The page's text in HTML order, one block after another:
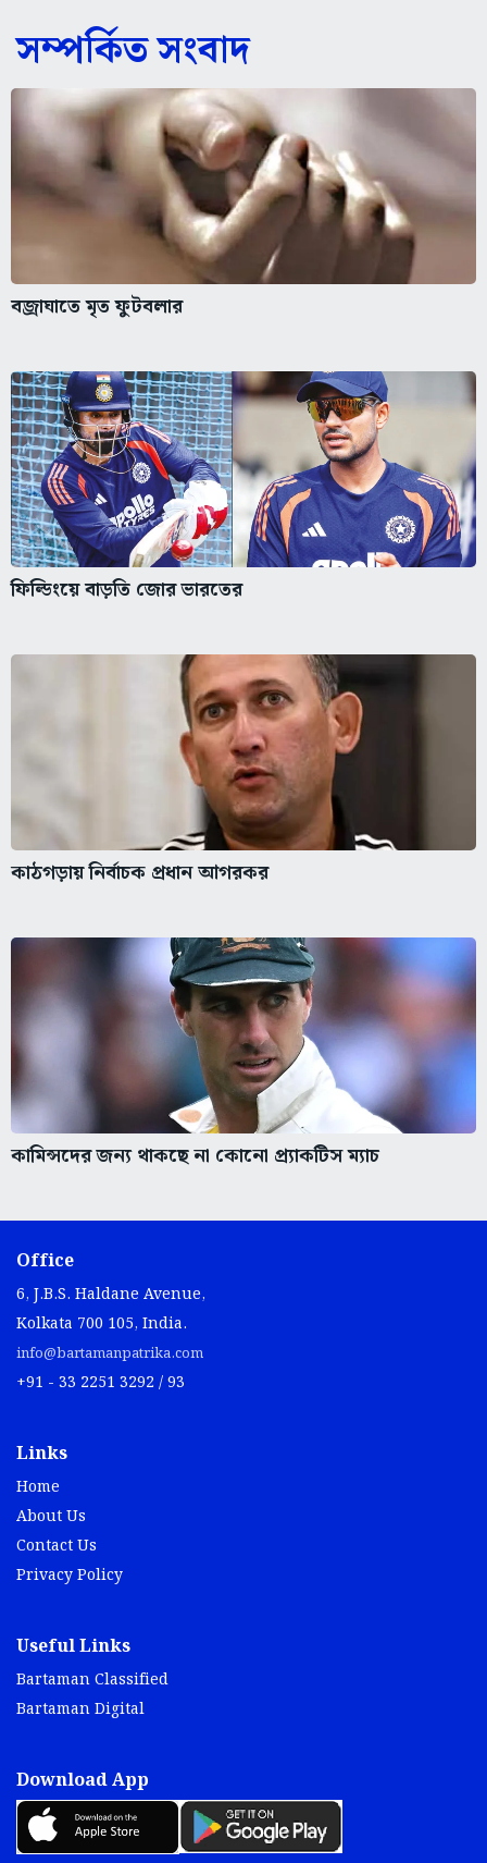
সম্পর্কিত সংবাদ
বজ্রাঘাতে মৃত ফুটবলার
ফিল্ডিংয়ে বাড়তি জোর ভারতের
কাঠগড়ায় নির্বাচক প্রধান আগরকর
কামিন্সদের জন্য থাকছে না কোনো প্র্যাকটিস ম্যাচ
Office
6, J.B.S. Haldane Avenue,
Kolkata 700 105, India.
info@bartamanpatrika.com
+91 - 33 2251 3292 / 93
Links
Home
About Us
Contact Us
Privacy Policy
Useful Links
Bartaman Classified
Bartaman Digital
Download App